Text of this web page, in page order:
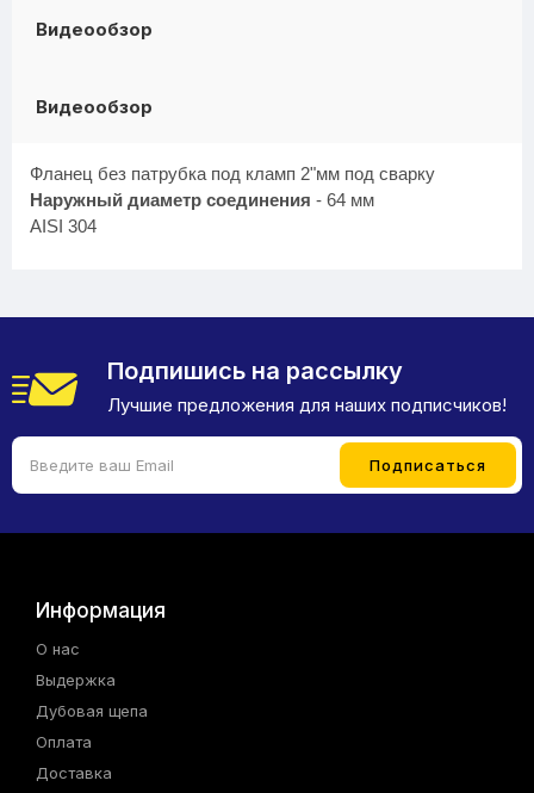
Видеообзор
Видеообзор
Фланец без патрубка под кламп 2"мм под сварку
Наружный диаметр соединения - 64 мм
AISI 304
Подпишись на рассылку
Лучшие предложения для наших подписчиков!
Информация
О нас
Выдержка
Дубовая щепа
Оплата
Доставка